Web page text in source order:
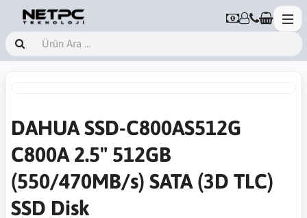
DAHUA SSD-C800AS512G
C800A 2.5" 512GB
(550/470MB/s) SATA (3D TLC)
SSD Disk